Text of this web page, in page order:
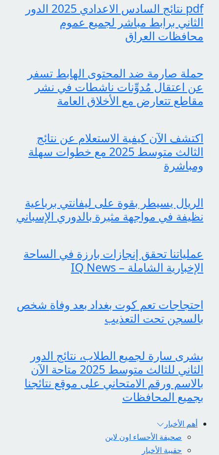
pdf نتائج السادس الاعدادي 2025 الدور
الثاني برابط مباشر لجميع عموم
محافظات العراق
حملة صارمة ضد المحتوى الهابط تسفر
عن اعتقال مُدوِّنات ناشطات في نشر
مقاطع تتعارض مع الأخلاق العامة
اكتشف الآن كيفية الاستعلام عن نتائج
الثالث متوسط 2025 مع خطوات سهلة
ومباشرة
الريال يسيطر بقوة على ليفانتي برباعية
نظيفة في مواجهة مثيرة بالدوري الإسباني
عملياتنا تحقق إنجازات بارزة في الساحة
الإخبارية الشاملة – IQ News
احتجاجات تعم كوت بغداد بعد وفاة شخص
بالسجن تحت التعذيب
بشرى سارة لجميع الطلاب، نتائج الدور
الثاني للثالث متوسط 2025 متاحة الآن
بالاسم ورقم الامتحاني على موقع نتائجنا
بجميع المحافظات
أهم الأخبار
صحيفة الأحساء اون لاين
حقيبة الأخبار